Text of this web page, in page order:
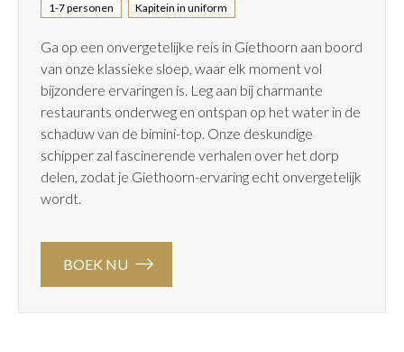
1-7 personen Kapitein in uniform
Ga op een onvergetelijke reis in Giethoorn aan boord
van onze klassieke sloep, waar elk moment vol
bijzondere ervaringen is. Leg aan bij charmante
restaurants onderweg en ontspan op het water in de
schaduw van de bimini-top. Onze deskundige
schipper zal fascinerende verhalen over het dorp
delen, zodat je Giethoorn-ervaring echt onvergetelijk
wordt.
BOEK NU